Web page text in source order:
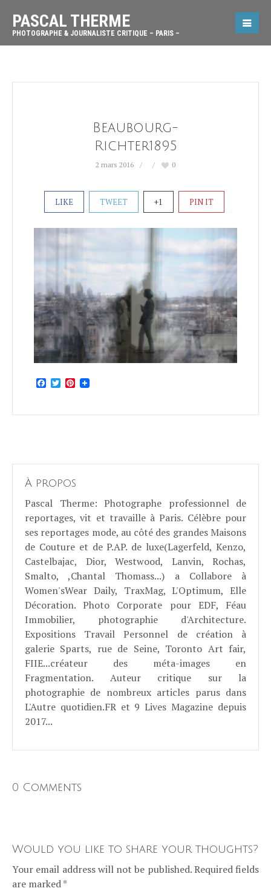
PASCAL THERME
PHOTOGRAPHE & JOURNALISTE CRITIQUE – PARIS –
Beaubourg-
Richter1895
2 mars 2016 0
LIKE TWEET +1 PIN IT
Facebook
TwitterPinterest
À propos
Pascal Therme: Photographe professionnel de
reportages, vit et travaille à Paris. Célèbre pour
ses reportages mode, au côté des grandes Maisons
de Couture et de P.AP. de luxe(Lagerfeld, Kenzo,
Castelbajac, Dior, Westwood, Lanvin, Rochas,
Smalto, ,Chantal Thomass...) a Collabore à
Women'sWear Daily, TraxMag, L'Optimum, Elle
Décoration. Photo Corporate pour EDF, Féau
Immobilier, photographie d'Architecture.
Expositions Travail Personnel de création à
galerie Sparts, rue de Seine, Toronto Art fair,
FIIE...créateur des méta-images en
Fragmentation. Auteur critique sur la
photographie de nombreux articles parus dans
L'Autre quotidien.FR et 9 Lives Magazine depuis
2017...
0 Comments
Would you like to share your thoughts?
Your email address will not be published. Required fields
are marked *